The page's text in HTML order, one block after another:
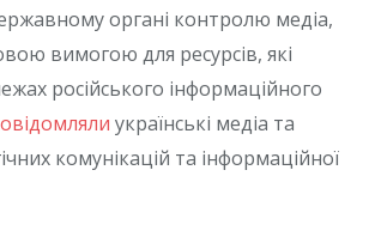
органі контролю медіа,
вимогою для ресурсів, які
російського інформаційного
українські медіа та
комунікацій та інформаційної